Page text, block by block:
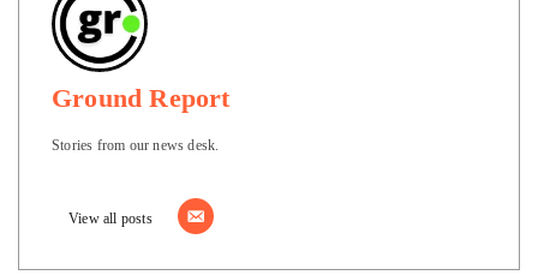
Ground Report
Stories from our news desk.
View all posts